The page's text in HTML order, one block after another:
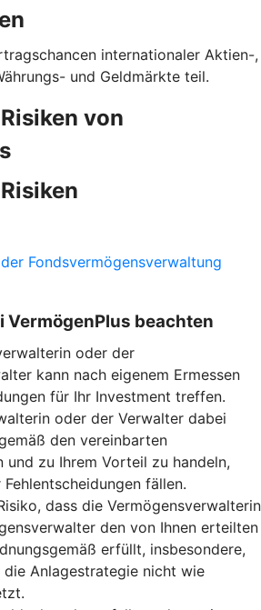
internationaler Aktien-,
und Geldmärkte teil.
von
Fondsvermögensverwaltung
VermögenPlus beachten
oder der
kann nach eigenem Ermessen
für Ihr Investment treffen.
oder der Verwalter dabei
den vereinbarten
und zu Ihrem Vorteil zu handeln,
fällen.
dass die Vermögensverwalterin
den von Ihnen erteilten
erfüllt, insbesondere,
Anlagestrategie nicht wie